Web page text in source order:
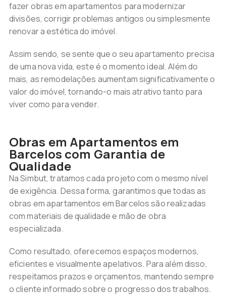
fazer obras em apartamentos para modernizar
divisões, corrigir problemas antigos ou simplesmente
renovar a estética do imóvel.
Assim sendo, se sente que o seu apartamento precisa
de uma nova vida, este é o momento ideal. Além do
mais, as remodelações aumentam significativamente o
valor do imóvel, tornando-o mais atrativo tanto para
viver como para vender.
Obras em Apartamentos em
Barcelos com Garantia de
Qualidade
Na Simbut, tratamos cada projeto com o mesmo nível
de exigência. Dessa forma, garantimos que todas as
obras em apartamentos em Barcelos são realizadas
com materiais de qualidade e mão de obra
especializada.
Como resultado, oferecemos espaços modernos,
eficientes e visualmente apelativos. Para além disso,
respeitamos prazos e orçamentos, mantendo sempre
o cliente informado sobre o progresso dos trabalhos.